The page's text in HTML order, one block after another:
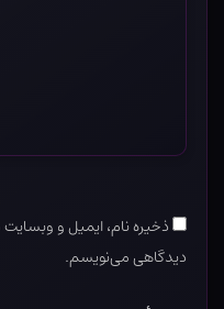
ذخیره نام، ایمیل و وبسایت
دیدگاهی می‌نویسم.